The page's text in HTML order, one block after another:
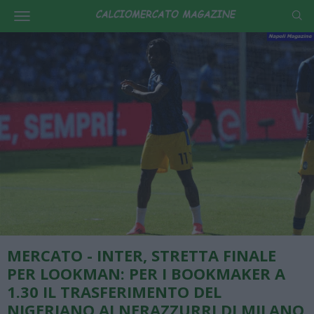
MERCATO - INTER, STRETTA FINALE
PER LOOKMAN: PER I BOOKMAKER A
1.30 IL TRASFERIMENTO DEL